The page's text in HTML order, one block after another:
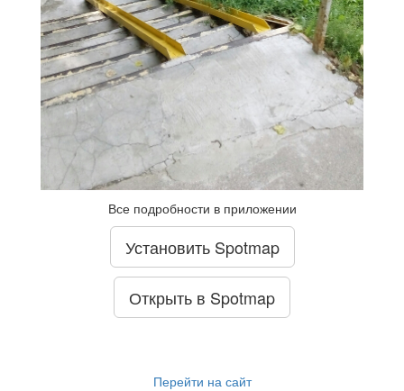
Все подробности в приложении
Установить Spotmap
Открыть в Spotmap
Перейти на сайт